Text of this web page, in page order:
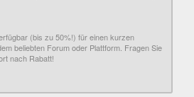
(bis zu 50%!) für einen kurzen
beliebten Forum oder Plattform. Fragen Sie
nach Rabatt!